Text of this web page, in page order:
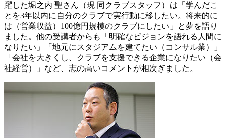
躍した堀之内 聖さん（現 同クラブスタッフ）は「学んだこ
とを3年以内に自分のクラブで実行動に移したい。将来的に
は（営業収益）100億円規模のクラブにしたい」と夢を語り
ました。他の受講者からも「明確なビジョンを語れる人間に
なりたい」「地元にスタジアムを建てたい（コンサル業）」
「会社を大きくし、クラブを支援できる企業になりたい（会
社経営）」など、志の高いコメントが相次ぎました。